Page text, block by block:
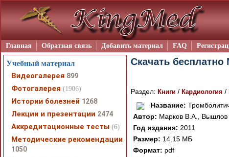
Главная Обратная связь Добавить материал FAQ
Скачать
Раздел: Книги / Кардиология /
Название:
Автор: Марков В.А., Вышлов
Год издания: 2011
Размер: 14.15 МБ
Формат: pdf
Учебный материал
Видеогалерея 899
Фотогалерея (1906)
Истории болезней 1268
Лекции и презентации 2474
Аккредитационные тесты (6)
Методические рекомендации
1050